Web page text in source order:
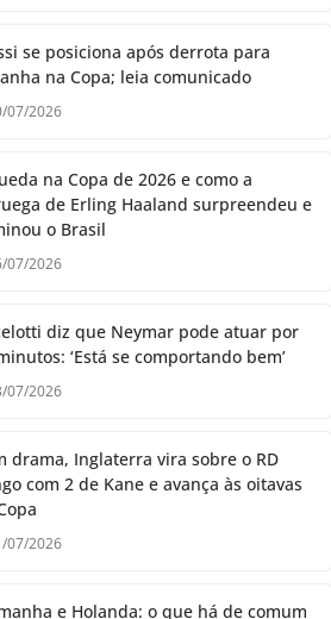
se posiciona após derrota para
na Copa; leia comunicado
07/2026
na Copa de 2026 e como a
de Erling Haaland surpreendeu e
o Brasil
07/2026
diz que Neymar pode atuar por
‘Está se comportando bem’
07/2026
drama, Inglaterra vira sobre o RD
com 2 de Kane e avança às oitavas
07/2026
e Holanda: o que há de comum